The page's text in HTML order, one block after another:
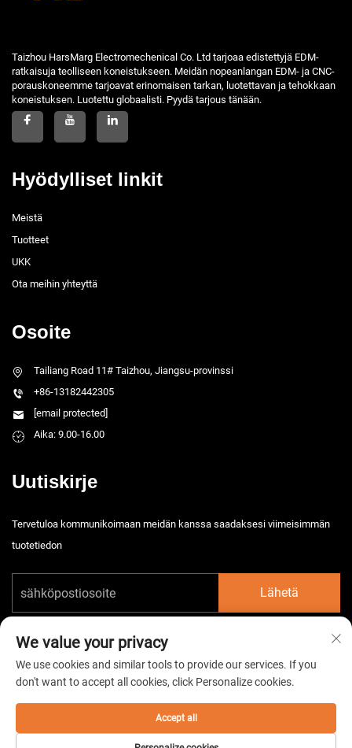
Taizhou HarsMarg Electromechenical Co. Ltd tarjoaa edistettyjä EDM-
ratkaisuja teolliseen koneistukseen. Meidän nopeanlangan EDM- ja CNC-
porauskoneemme tarjoavat erinomaisen tarkan, luotettavan ja tehokkaan
koneistuksen. Luotettu globaalisti. Pyydä tarjous tänään.
Hyödylliset linkit
Meistä
Tuotteet
UKK
Ota meihin yhteyttä
Osoite
Tailiang Road 11# Taizhou, Jiangsu-provinssi
+86-13182442305
[email protected]
Aika: 9.00-16.00
Uutiskirje
Tervetuloa kommunikoimaan meidän kanssa saadaksesi viimeisimmän
tuotetiedon
Lähetä
Tekijänoikeus © 2026 China Taizhou HarsMarg Electromechenical Co. Ltd.
Kaikki oikeudet pidätetään. -
We value your privacy
We use cookies and similar tools to provide our services. If you
don't want to accept all cookies, click Personalize cookies.
Accept all